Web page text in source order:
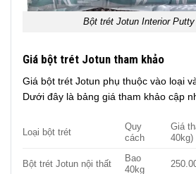
Bột trét Jotun Interior
Giá bột trét Jotun tham khảo
Giá bột trét Jotun phụ thuộc vào loại
Dưới đây là bảng giá tham khảo cập
Loại bột trét
Quy
cách
Giá
40kg)
Bột trét Jotun nội thất
Bao
40kg